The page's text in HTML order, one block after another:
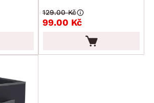
99.00 Kč
129.00 Kč